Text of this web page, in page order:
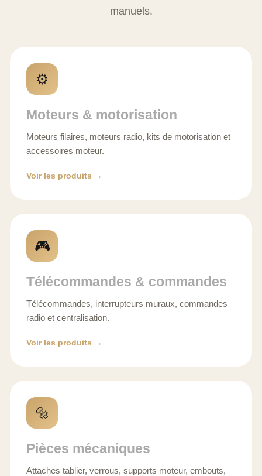
manuels.
⚙️
Moteurs & motorisation
Moteurs filaires, moteurs radio, kits de motorisation et
accessoires moteur.
Voir les produits →
🎮
Télécommandes & commandes
Télécommandes, interrupteurs muraux, commandes
radio et centralisation.
Voir les produits →
🔩
Pièces mécaniques
Attaches tablier, verrous, supports moteur, embouts,